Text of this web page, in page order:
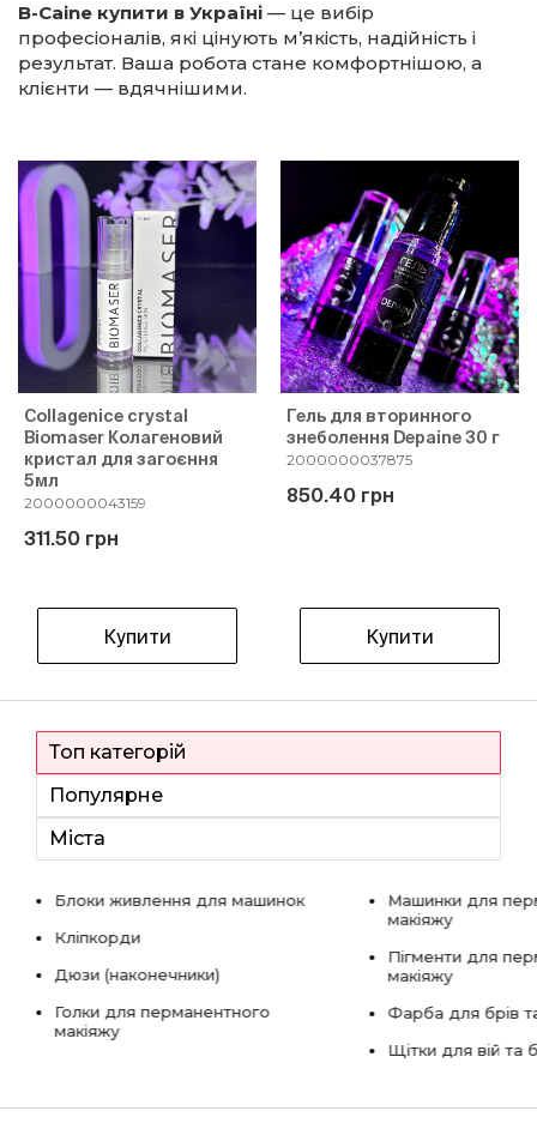
B-Caine купити в Україні — це вибір
професіоналів, які цінують м’якість, надійність і
результат. Ваша робота стане комфортнішою, а
клієнти — вдячнішими.
Collagenice crystal
Biomaser Колагеновий
кристал для загоєння
5мл
2000000043159
311.50 грн
Купити
Гель для вторинного
знеболення Depaine 30 г
2000000037875
850.40 грн
Купити
Топ категорій
Популярне
Міста
Блоки живлення для машинок
Кліпкорди
Дюзи (наконечники)
Голки для перманентного
макіяжу
Машинки для
макіяжу
Пігменти для
макіяжу
Фарба для брів
Щітки для вій та